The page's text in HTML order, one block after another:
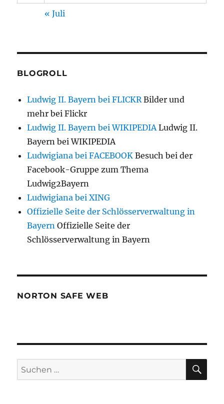
« Juli
BLOGROLL
Ludwig II. Bayern bei FLICKR Bilder und
mehr bei Flickr
Ludwig II. Bayern bei WIKIPEDIA Ludwig II.
Bayern bei WIKIPEDIA
Ludwigiana bei FACEBOOK Besuch bei der
Facebook-Gruppe zum Thema
Ludwig2Bayern
Ludwigiana bei XING
Offizielle Seite der Schlösserverwaltung in
Bayern Offizielle Seite der
Schlösserverwaltung in Bayern
NORTON SAFE WEB
Suchen
nach: